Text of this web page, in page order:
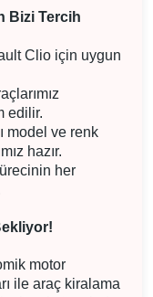
Bizi Tercih
Clio için uygun
edilir.
ve renk
hazır.
her
motor
ile araç kiralama